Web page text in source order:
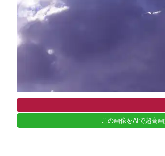
この画像をAIで超高